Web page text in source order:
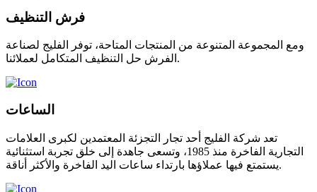
فرش التنظيف
ومع المجموعة المتنوعة من المنتجات المتاحة، توفر الفليج لصناعة
الفرش حل التنظيف المتكامل لعملائنا.
الساعات
تعد شركة الفليج أحد تجار التجزئة المعتمدين لكبرى العلامات
التجارية الفاخرة منذ 1985، وتسعى جاهدة إلى خلق تجربة استثنائية
يستمتع فيها عملاؤها بارتداء ساعات اليد الفاخرة والأكثر أناقة.